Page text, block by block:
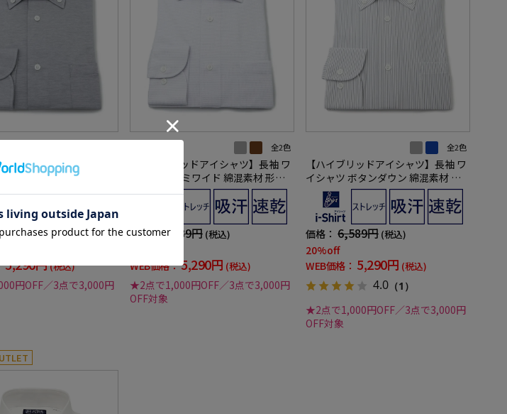
ッドアイシャツ】長袖 ワ
タンダウン 綿混素材 形
i-shirt 通年
円 (税込)
5,290円(税込)
円OFF／3点で3,000円
全2色
【ハイブリッドアイシャツ】長袖 ワ
イシャツ セミワイド 綿混素材 形態
安定 織柄無地 i-shirt 通年
価格：6,589円 (税込)
WEB価格：5,290円 (税込)
★2点で1,000円OFF／3点で3,000円
OFF対象
全2色
【ハイブリッドアイシャツ】長袖 ワ
イシャツ ボタンダウン 綿混素材 形
態安定 ピンストライプ i-shirt 通年
価格： 6,589円 (税込)
20%off
WEB価格： 5,290円 (税込)
4.0 （1）
★2点で1,000円OFF／3点で3,000円
OFF対象